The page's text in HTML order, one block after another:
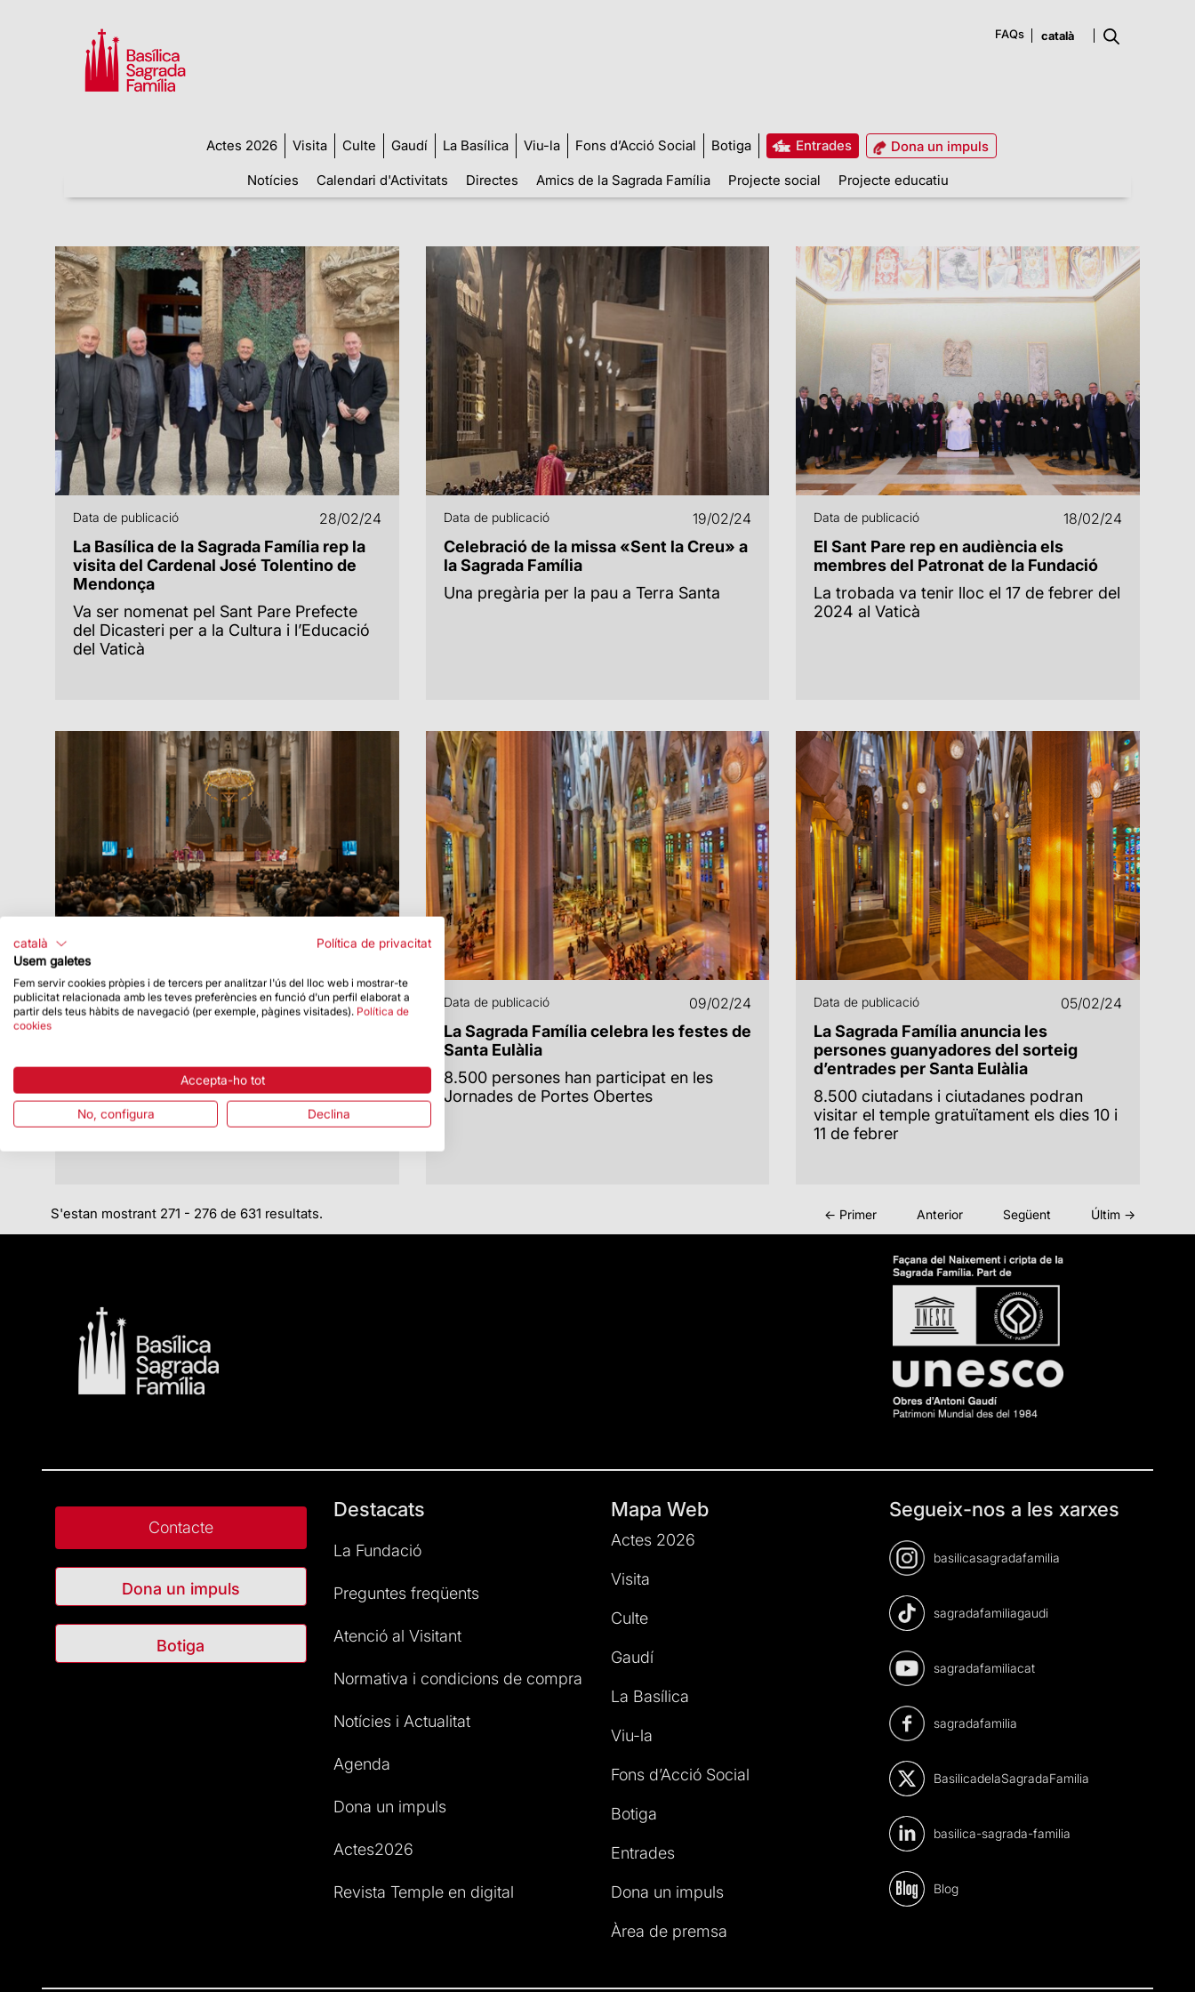
FAQs
Actes 2026 Visita Culte Gaudí La Basílica Viu-la Fons d’Acció Social Botiga Entrades
Dona un impuls
Notícies
Calendari d'Activitats Directes Amics de la Sagrada Família Projecte social Projecte educatiu
Data de publicació 28/02/24
La Basílica de la Sagrada Família rep la
visita del Cardenal José Tolentino de
Mendonça
Va ser nomenat pel Sant Pare Prefecte
del Dicasteri per a la Cultura i l’Educació
del Vaticà
Data de publicació 19/02/24
Celebració de la missa «Sent la Creu» a
la Sagrada Família
Una pregària per la pau a Terra Santa
Data de publicació 18/02/24
El Sant Pare rep en audiència els
membres del Patronat de la Fundació
La trobada va tenir lloc el 17 de febrer del
2024 al Vaticà
Data de publicació 15/02/24
Sagrada Família
Aquesta celebració marca l’inici de la
Quaresma
Data de publicació 09/02/24
La Sagrada Família celebra les festes de
Santa Eulàlia
8.500 persones han participat en les
Jornades de Portes Obertes
Data de publicació 05/02/24
La Sagrada Família anuncia les
persones guanyadores del sorteig
d’entrades per Santa Eulàlia
8.500 ciutadans i ciutadanes podran
visitar el temple gratuïtament els dies 10 i
11 de febrer
S'estan mostrant 271 - 276 de 631 resultats. ← Primer Anterior Següent Últim →
Contacte
Dona un impuls
Botiga
Destacats
La Fundació
Preguntes freqüents
Atenció al Visitant
Normativa i condicions de compra
Notícies i Actualitat
Agenda
Dona un impuls
Actes2026
Revista Temple en digital
Mapa Web
Actes 2026
Visita
Culte
Gaudí
La Basílica
Viu-la
Fons d’Acció Social
Botiga
Entrades
Dona un impuls
Àrea de premsa
Segueix-nos a les xarxes
basilicasagradafamilia
sagradafamiliagaudi
sagradafamiliacat
sagradafamilia
BasilicadelaSagradaFamilia
basilica-sagrada-familia
Blog
català
Política de privacitat
Usem galetes
Fem servir cookies pròpies i de tercers per analitzar l'ús del lloc web i mostrar-te
publicitat relacionada amb les teves preferències en funció d'un perfil elaborat a
partir dels teus hàbits de navegació (per exemple, pàgines visitades). Política de
cookies
Accepta-ho tot
No, configura Declina